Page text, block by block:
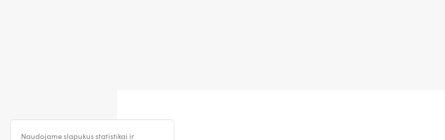
Naudojame slapukus statistikai ir